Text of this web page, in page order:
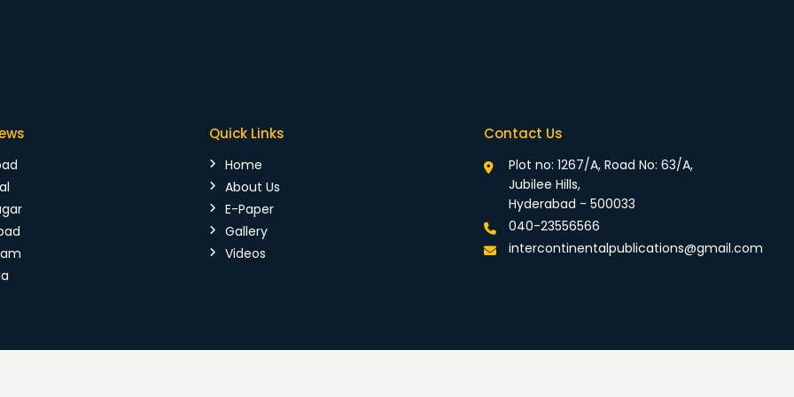
Quick Links
Home
About Us
E-Paper
Gallery
Videos
Contact Us
Plot no: 1267/A, Road No: 63/A,
Jubilee Hills,
Hyderabad - 500033
040-23556566
intercontinentalpublications@gmail.com